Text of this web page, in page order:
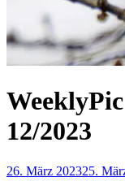
12/2023
26. März 202325.